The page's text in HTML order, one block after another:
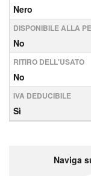
Nero
DISPONIBILE ALLA
No
RITIRO DELL'USATO
No
IVA DEDUCIBILE
Sì
Naviga